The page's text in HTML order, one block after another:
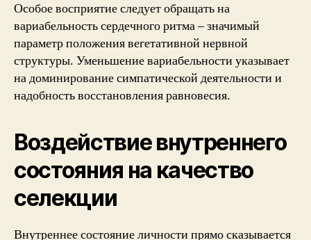
Особое восприятие следует обращать на
вариабельность сердечного ритма – значимый
параметр положения вегетативной нервной
структуры. Уменьшение вариабельности указывает
на доминирование симпатической деятельности и
надобность восстановления равновесия.
Воздействие внутреннего
состояния на качество
селекции
Внутреннее состояние личности прямо сказывается